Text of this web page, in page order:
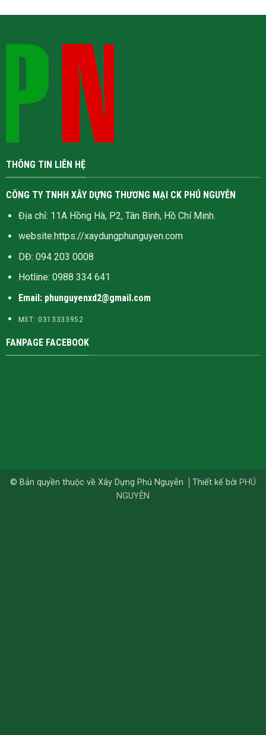
THÔNG TIN LIÊN HỆ
CÔNG TY TNHH XÂY DỰNG THƯƠNG MẠI CK PHÚ NGUYỄN
Địa chỉ: 11A Hồng Hà, P2, Tân Bình, Hồ Chí Minh.
website:https://xaydungphunguyen.com
DĐ: 094 203 0008
Hotline: 0988 334 641
Email: phunguyenxd2@gmail.com
MST: 0313333952
FANPAGE FACEBOOK
© Bản quyền thuộc về Xây Dựng Phú Nguyễn Thiết kế bởi PHÚ
NGUYỄN